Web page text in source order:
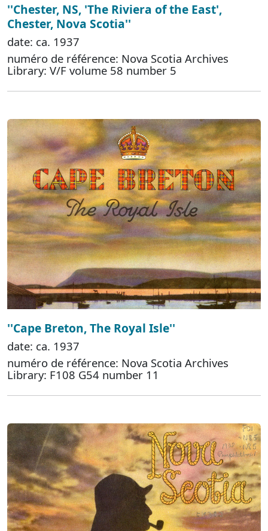
''Chester, NS, 'The Riviera of the East',
Chester, Nova Scotia''
date: ca. 1937
numéro de référence: Nova Scotia Archives
Library: V/F volume 58 number 5
''Cape Breton, The Royal Isle''
date: ca. 1937
numéro de référence: Nova Scotia Archives
Library: F108 G54 number 11